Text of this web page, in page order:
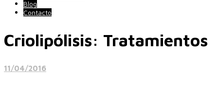
Blog
Contacto
Criolipólisis: Tratamientos
11/04/2016